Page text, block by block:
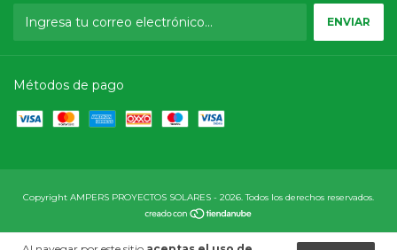
Métodos de pago
Copyright AMPERS PROYECTOS SOLARES - 2026. Todos los derechos reservados.